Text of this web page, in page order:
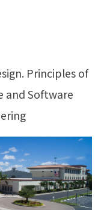
Principles of
and Software